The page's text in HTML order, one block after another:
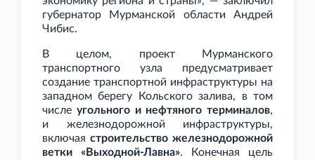
губернатор Мурманской области Андрей
Чибис.
В целом, проект Мурманского
транспортного узла предусматривает
создание транспортной инфраструктуры на
западном берегу Кольского залива, в том
числе угольного и нефтяного терминалов,
и железнодорожной инфраструктуры,
включая строительство железнодорожной
ветки «Выходной-Лавна». Конечная цель